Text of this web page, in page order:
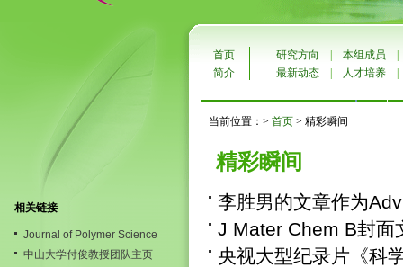
相关链接
Journal of Polymer Science
中山大学付俊教授团队主页
首页 研究方向 本组成员
简介
最新动态 人才培养
当前位置：> 首页 > 精彩瞬间
精彩瞬间
李胜男的文章作为
J Mater Chem B封
央视大型纪录片《科